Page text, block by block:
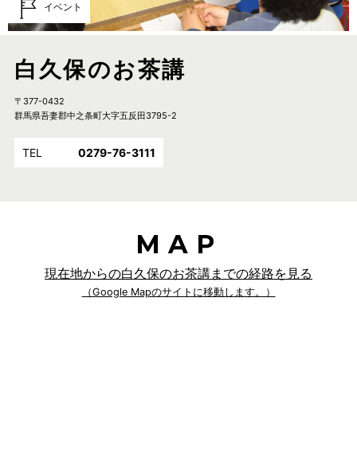
イベント
白久保のお茶講
〒377-0432
群馬県吾妻郡中之条町大字五反田3795-2
TEL 0279-76-3111
MAP
現在地からの白久保のお茶講までの経路を見る
（Google Mapのサイトに移動します。）